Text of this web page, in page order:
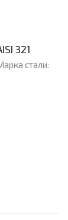
321
стали: